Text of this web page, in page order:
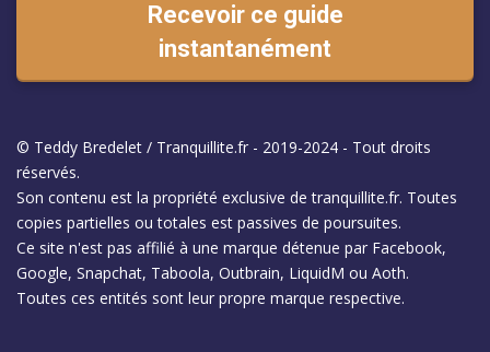
Recevoir ce guide
instantanément
© Teddy Bredelet / Tranquillite.fr - 2019-2024 - Tout droits
réservés.
Son contenu est la propriété exclusive de tranquillite.fr. Toutes
copies partielles ou totales est passives de poursuites.
Ce site n'est pas affilié à une marque détenue par Facebook,
Google, Snapchat, Taboola, Outbrain, LiquidM ou Aoth.
Toutes ces entités sont leur propre marque respective.